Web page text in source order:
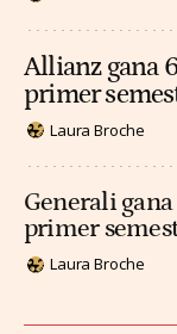
Allianz gana
primer
Laura Broche
Generali
primer
Laura Broche